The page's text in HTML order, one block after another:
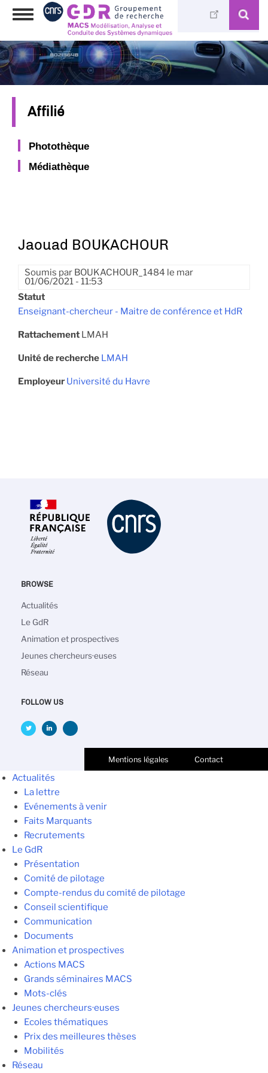
Aller
principal
Toggle
Affilié
Photothèque
Médiathèque
Jaouad BOUKACHOUR
Soumis par BOUKACHOUR_1484 le mar
01/06/2021 - 11:53
Statut
Enseignant-chercheur - Maitre de conférence et HdR
Rattachement LMAH
Unité de recherche LMAH
Employeur Université du Havre
BROWSE
Navigation
principale
Actualités
Le GdR
Animation et prospectives
Jeunes chercheurs·euses
Réseau
FOLLOW US
Mentions légales Contact
Actualités
La lettre
Evénements à venir
Faits Marquants
Recrutements
Le GdR
Présentation
Comité de pilotage
Compte-rendus du comité de pilotage
Conseil scientifique
Communication
Documents
Animation et prospectives
Actions MACS
Grands séminaires MACS
Mots-clés
Jeunes chercheurs·euses
Ecoles thématiques
Prix des meilleures thèses
Mobilités
Réseau